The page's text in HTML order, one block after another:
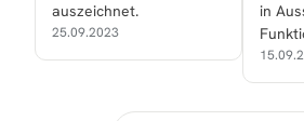
auszeichnet.
25.09.2023
in